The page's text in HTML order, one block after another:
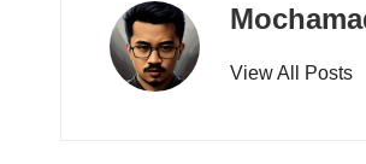
View All Posts